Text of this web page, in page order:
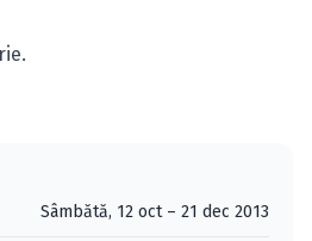
Sâmbătă, 12 oct – 21 dec 2013